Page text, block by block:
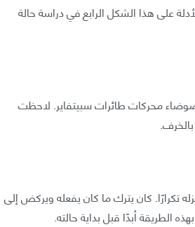
على هذا الشكل الرابع في دراسة حالة
عادي لضوضاء محركات طائرات سبيتفاير. لاحظت
تكرارًا. كان يترك ما كان يفعله ويركض إلى
الطريقة أبدًا قبل بداية حالته.